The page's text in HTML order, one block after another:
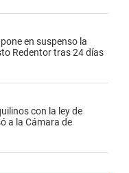
en suspenso la
Redentor tras 24 días
con la ley de
a la Cámara de